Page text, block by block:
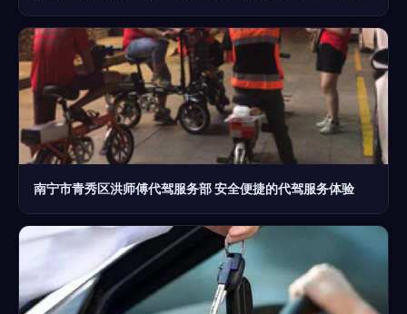
南宁市青秀区洪师傅代驾服务部 安全便捷的代驾服务体验